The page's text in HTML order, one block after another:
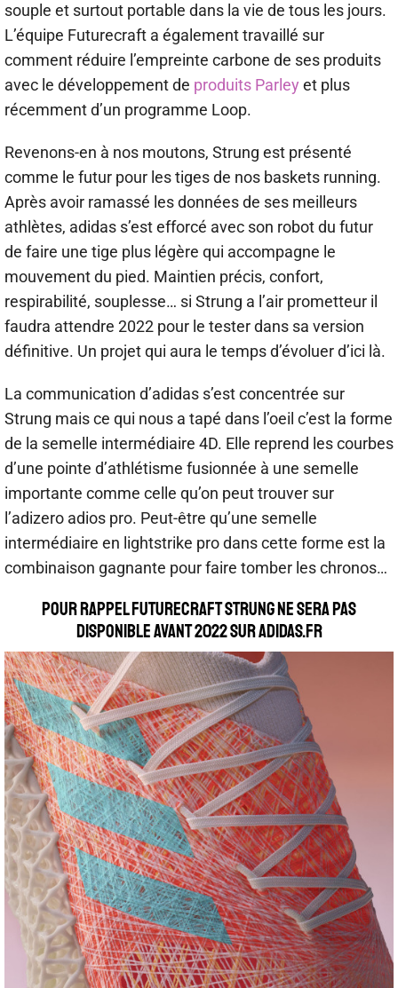
souple et surtout portable dans la vie de tous les jours.
L’équipe Futurecraft a également travaillé sur
comment réduire l’empreinte carbone de ses produits
avec le développement de produits Parley et plus
récemment d’un programme Loop.
Revenons-en à nos moutons, Strung est présenté
comme le futur pour les tiges de nos baskets running.
Après avoir ramassé les données de ses meilleurs
athlètes, adidas s’est efforcé avec son robot du futur
de faire une tige plus légère qui accompagne le
mouvement du pied. Maintien précis, confort,
respirabilité, souplesse… si Strung a l’air prometteur il
faudra attendre 2022 pour le tester dans sa version
définitive. Un projet qui aura le temps d’évoluer d’ici là.
La communication d’adidas s’est concentrée sur
Strung mais ce qui nous a tapé dans l’oeil c’est la forme
de la semelle intermédiaire 4D. Elle reprend les courbes
d’une pointe d’athlétisme fusionnée à une semelle
importante comme celle qu’on peut trouver sur
l’adizero adios pro. Peut-être qu’une semelle
intermédiaire en lightstrike pro dans cette forme est la
combinaison gagnante pour faire tomber les chronos…
Pour rappel Futurecraft Strung ne sera pas
disponible avant 2022 sur adidas.fr